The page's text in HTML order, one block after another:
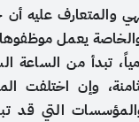
والمتعارف عليه
تبدأ من الساعة
وإن اختلفت
التي قد